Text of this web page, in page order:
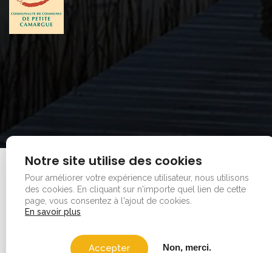
Mentions legales
Copyright © 2026 - Office de tourisme - Vauvert. Tous
Notre site utilise des cookies
Pour améliorer votre expérience utilisateur, nous utilisons
des cookies.
En cliquant sur n'importe quel lien de cette
page, vous consentez à l'ajout de cookies.
En savoir plus
Accepter Non, merci.